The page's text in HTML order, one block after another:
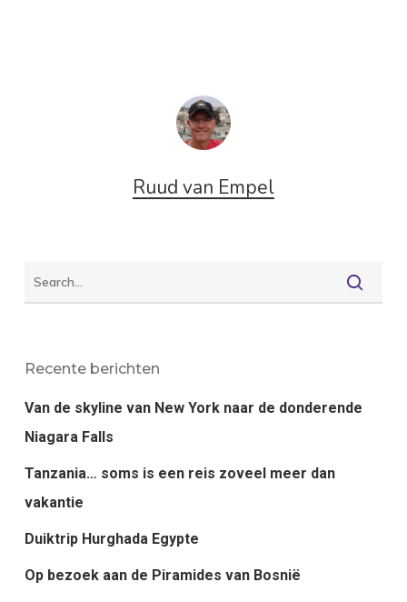
Ruud van Empel
Recente berichten
Van de skyline van New York naar de donderende
Niagara Falls
Tanzania… soms is een reis zoveel meer dan
vakantie
Duiktrip Hurghada Egypte
Op bezoek aan de Piramides van Bosnië